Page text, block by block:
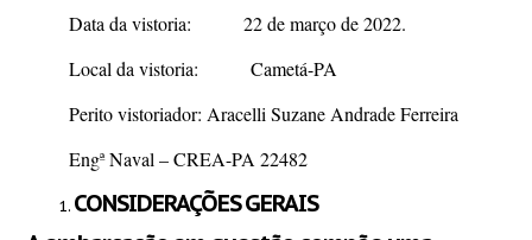
Data da vistoria: 22 de março de 2022.
Local da vistoria: Cametá-PA
Perito vistoriador: Aracelli Suzane Andrade Ferreira
Engª Naval – CREA-PA 22482
CONSIDERAÇÕES GERAIS